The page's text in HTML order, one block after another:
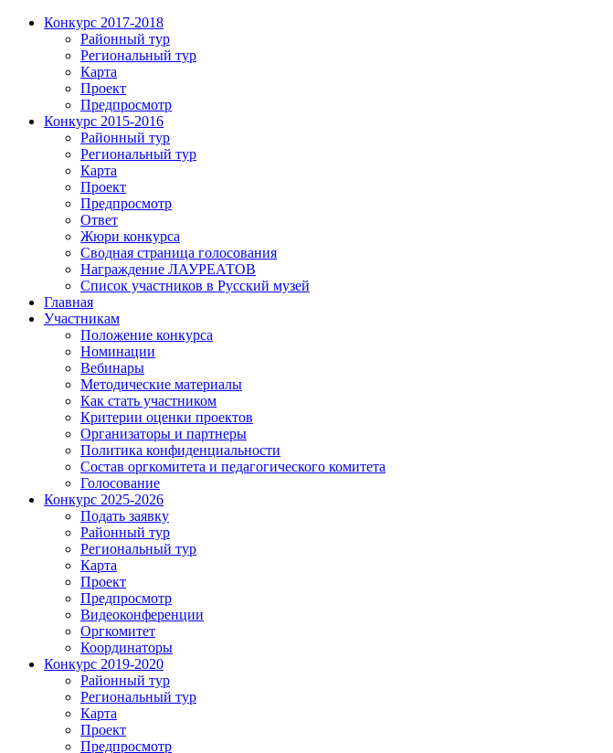
Конкурс 2017-2018
Районный тур
Региональный тур
Карта
Проект
Предпросмотр
Конкурс 2015-2016
Районный тур
Региональный тур
Карта
Проект
Предпросмотр
Ответ
Жюри конкурса
Сводная страница голосования
Награждение ЛАУРЕАТОВ
Список участников в Русский музей
Главная
Участникам
Положение конкурса
Номинации
Вебинары
Методические материалы
Как стать участником
Критерии оценки проектов
Организаторы и партнеры
Политика конфиденциальности
Состав оргкомитета и педагогического комитета
Голосование
Конкурс 2025-2026
Подать заявку
Районный тур
Региональный тур
Карта
Проект
Предпросмотр
Видеоконференции
Оргкомитет
Координаторы
Конкурс 2019-2020
Районный тур
Региональный тур
Карта
Проект
Предпросмотр